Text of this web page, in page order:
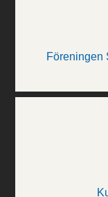
Föreningen